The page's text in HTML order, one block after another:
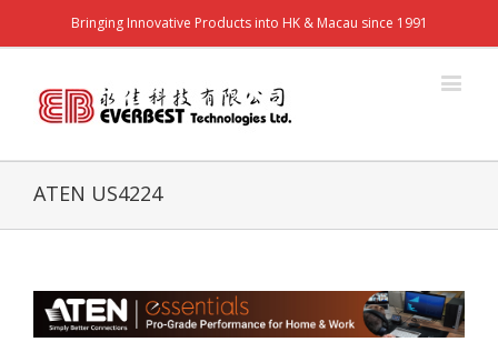
Bringing Innovative Products into HK & Macau since 1991
ATEN US4224